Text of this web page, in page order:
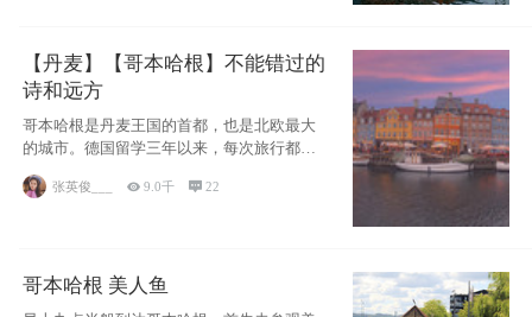
【丹麦】【哥本哈根】不能错过的
诗和远方
哥本哈根是丹麦王国的首都，也是北欧最大
的城市。德国留学三年以来，每次旅行都是
张英俊___ 9.0千 22
哥本哈根 美人鱼